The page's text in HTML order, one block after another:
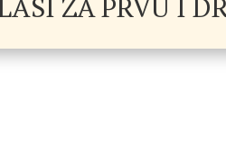
ZA PRVU I